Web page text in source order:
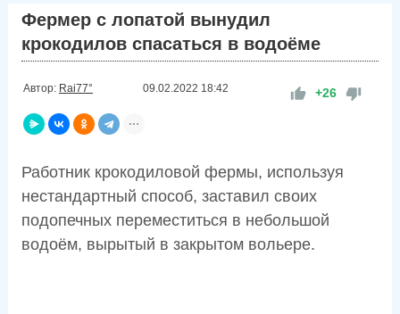
Фермер с лопатой вынудил
крокодилов спасаться в водоёме
Автор: Rai77° 09.02.2022 18:42 +26
Работник крокодиловой фермы, используя
нестандартный способ, заставил своих
подопечных переместиться в небольшой
водоём, вырытый в закрытом вольере.